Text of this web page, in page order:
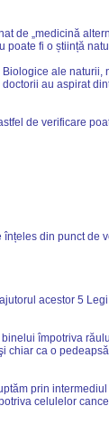
de „medicină
poate fi o știință
ale
au aspirat
de verificare
din punct de
acestor 5
împotriva
chiar ca o
prin
celulelor